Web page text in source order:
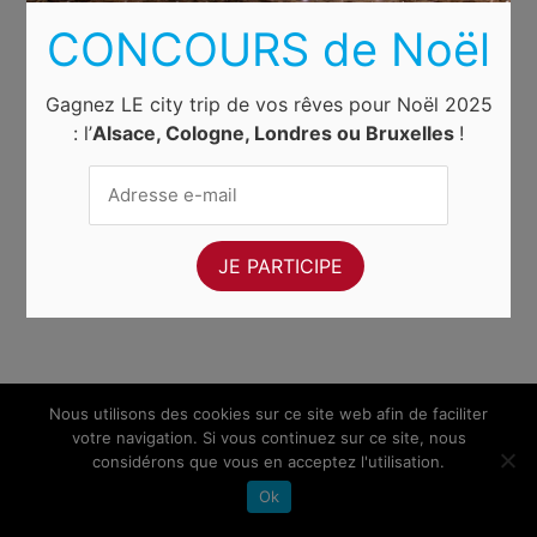
Nous utilisons des cookies sur ce site web afin de faciliter
votre navigation. Si vous continuez sur ce site, nous
considérons que vous en acceptez l'utilisation.
Ok
CONCOURS de Noël
Gagnez LE city trip de vos rêves pour Noël 2025
: l’Alsace, Cologne, Londres ou Bruxelles !